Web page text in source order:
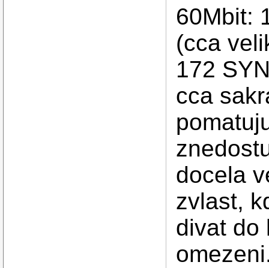
60Mbit:
(cca
172
cca
docela
zvlast,
divat do